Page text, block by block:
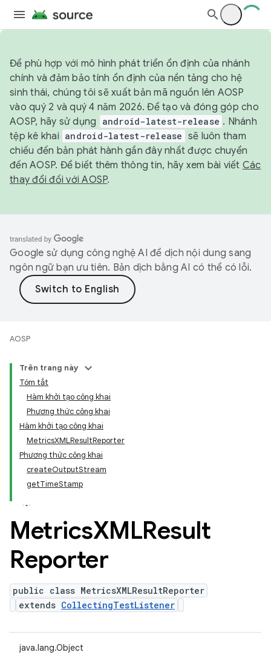
Để phù hợp với mô hình phát triển ổn định của nhánh
chính và đảm bảo tính ổn định của nền tảng cho hệ
sinh thái, chúng tôi sẽ xuất bản mã nguồn lên AOSP
vào quý 2 và quý 4 năm 2026. Để tạo và đóng góp cho
AOSP, hãy sử dụng
android-latest-release . Nhánh
tệp kê khai android-latest-release sẽ luôn tham
chiếu đến bản phát hành gần đây nhất được chuyển
đến AOSP. Để biết thêm thông tin, hãy xem bài viết Các
thay đổi đối với AOSP.
Google sử dụng công nghệ AI để dịch nội dung sang
ngôn ngữ bạn ưu tiên. Bản dịch bằng AI có thể có lỗi.
AOSP
Trên trang này
Tóm tắt
Hàm khởi tạo công khai
Phương thức công khai
Hàm khởi tạo công khai
MetricsXMLResultReporter
Phương thức công khai
createOutputStream
getTimeStamp
MetricsXMLResult
Reporter
public class MetricsXMLResultReporter
extends CollectingTestListener
java.lang.Object